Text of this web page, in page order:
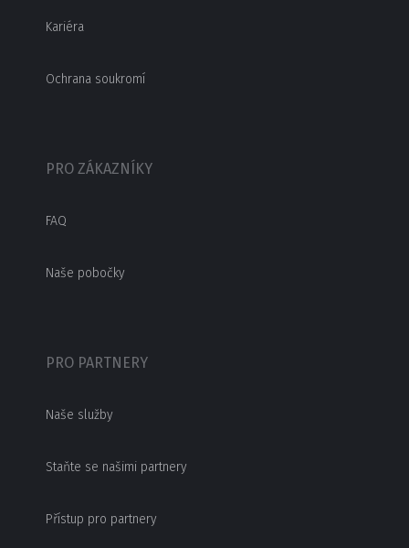
Kariéra
Ochrana soukromí
PRO ZÁKAZNÍKY
FAQ
Naše pobočky
PRO PARTNERY
Naše služby
Staňte se našimi partnery
Přístup pro partnery